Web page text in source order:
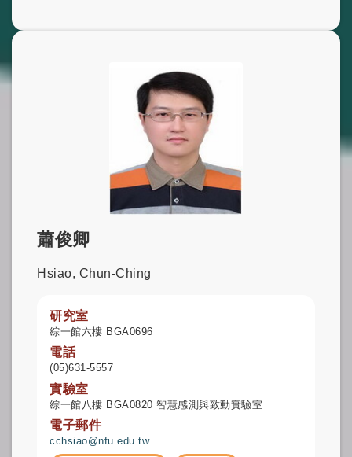
蕭俊卿
Hsiao, Chun-Ching
研究室
綜一館六樓 BGA0696
電話
(05)631-5557
實驗室
綜一館八樓 BGA0820 智慧感測與致動實驗室
電子郵件
cchsiao@nfu.edu.tw